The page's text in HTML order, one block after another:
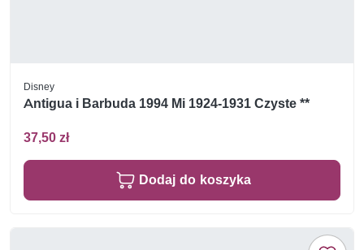
Disney
Antigua i Barbuda 1994 Mi 1924-1931 Czyste **
37,50 zł
Dodaj do koszyka